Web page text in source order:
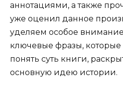
аннотациями, а также
уже оценил данное
уделяем особое
ключевые фразы, которые
понять суть книги,
основную идею истории.